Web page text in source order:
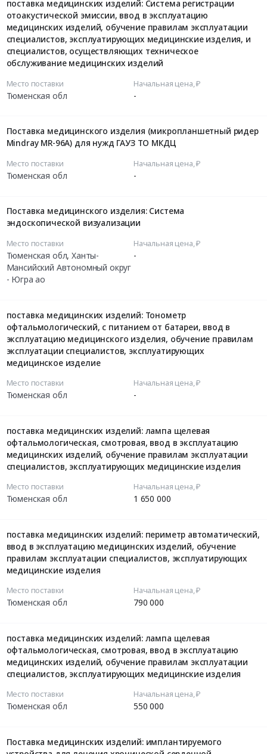
поставка медицинских изделий: Система регистрации
отоакустической эмиссии, ввод в эксплуатацию
медицинских изделий, обучение правилам эксплуатации
специалистов, эксплуатирующих медицинские изделия, и
специалистов, осуществляющих техническое
обслуживание медицинских изделий
Место поставки
Тюменская обл
Начальная цена, ₽
-
Поставка медицинского изделия (микропланшетный ридер
Mindray MR-96A) для нужд ГАУЗ ТО МКДЦ
Место поставки
Тюменская обл
Начальная цена, ₽
-
Поставка медицинского изделия: Система
эндоскопической визуализации
Место поставки
Тюменская обл,Ханты-
Мансийский Автономный округ
- Югра ао
Начальная цена, ₽
-
поставка медицинских изделий: Тонометр
офтальмологический, с питанием от батареи, ввод в
эксплуатацию медицинского изделия, обучение правилам
эксплуатации специалистов, эксплуатирующих
медицинское изделие
Место поставки
Тюменская обл
Начальная цена, ₽
-
поставка медицинских изделий: лампа щелевая
офтальмологическая, смотровая, ввод в эксплуатацию
медицинских изделий, обучение правилам эксплуатации
специалистов, эксплуатирующих медицинские изделия
Место поставки
Тюменская обл
Начальная цена, ₽
1 650 000
поставка медицинских изделий: периметр автоматический,
ввод в эксплуатацию медицинских изделий, обучение
правилам эксплуатации специалистов, эксплуатирующих
медицинские изделия
Место поставки
Тюменская обл
Начальная цена, ₽
790 000
поставка медицинских изделий: лампа щелевая
офтальмологическая, смотровая, ввод в эксплуатацию
медицинских изделий, обучение правилам эксплуатации
специалистов, эксплуатирующих медицинские изделия
Место поставки
Тюменская обл
Начальная цена, ₽
550 000
Поставка медицинских изделий: имплантируемого